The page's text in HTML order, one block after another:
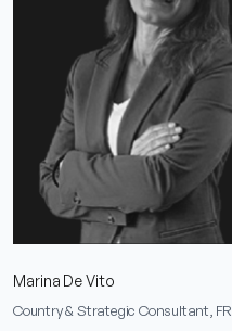
Marina De Vito
Country & Strategic Consultant, FR